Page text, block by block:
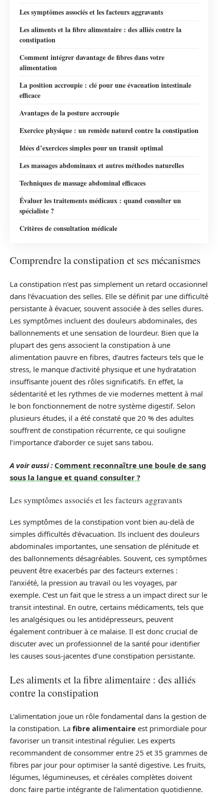
Les symptômes associés et les facteurs aggravants
Les aliments et la fibre alimentaire : des alliés contre la
constipation
Comment intégrer davantage de fibres dans votre
alimentation
La position accroupie : clé pour une évacuation intestinale
efficace
Avantages de la posture accroupie
Exercice physique : un remède naturel contre la constipation
Idées d’exercices simples pour un transit optimal
Les massages abdominaux et autres méthodes naturelles
Techniques de massage abdominal efficaces
Évaluer les traitements médicaux : quand consulter un
spécialiste ?
Critères de consultation médicale
Comprendre la constipation et ses mécanismes
La constipation n’est pas simplement un retard occasionnel
dans l’évacuation des selles. Elle se définit par une difficulté
persistante à évacuer, souvent associée à des selles dures.
Les symptômes incluent des douleurs abdominales, des
ballonnements et une sensation de lourdeur. Bien que la
plupart des gens associent la constipation à une
alimentation pauvre en fibres, d’autres facteurs tels que le
stress, le manque d’activité physique et une hydratation
insuffisante jouent des rôles significatifs. En effet, la
sédentarité et les rythmes de vie modernes mettent à mal
le bon fonctionnement de notre système digestif. Selon
plusieurs études, il a été constaté que 20 % des adultes
souffrent de constipation récurrente, ce qui souligne
l’importance d’aborder ce sujet sans tabou.
A voir aussi : Comment reconnaître une boule de sang
sous la langue et quand consulter ?
Les symptômes associés et les facteurs aggravants
Les symptômes de la constipation vont bien au-delà de
simples difficultés d’évacuation. Ils incluent des douleurs
abdominales importantes, une sensation de plénitude et
des ballonnements désagréables. Souvent, ces symptômes
peuvent être exacerbés par des facteurs externes :
l’anxiété, la pression au travail ou les voyages, par
exemple. C’est un fait que le stress a un impact direct sur le
transit intestinal. En outre, certains médicaments, tels que
les analgésiques ou les antidépresseurs, peuvent
également contribuer à ce malaise. Il est donc crucial de
discuter avec un professionnel de la santé pour identifier
les causes sous-jacentes d’une constipation persistante.
Les aliments et la fibre alimentaire : des alliés
contre la constipation
L’alimentation joue un rôle fondamental dans la gestion de
la constipation. La fibre alimentaire est primordiale pour
favoriser un transit intestinal régulier. Les experts
recommandent de consommer entre 25 et 35 grammes de
fibres par jour pour optimiser la santé digestive. Les fruits,
légumes, légumineuses, et céréales complètes doivent
donc faire partie intégrante de l’alimentation quotidienne.